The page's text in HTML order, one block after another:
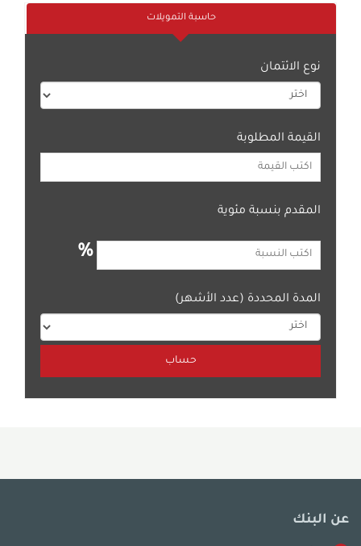
حاسبة التمويلات
نوع الائتمان
القيمة المطلوبة
المقدم بنسبة مئوية
%
المدة المحددة (عدد الأشهر)
عن البنك